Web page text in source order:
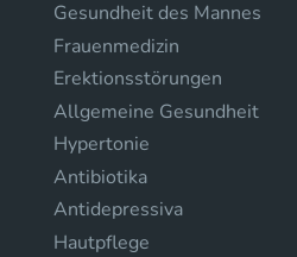
Gesundheit des Mannes
Frauenmedizin
Erektionsstörungen
Allgemeine Gesundheit
Hypertonie
Antibiotika
Antidepressiva
Hautpflege